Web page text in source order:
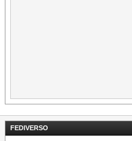
FEDIVERSO